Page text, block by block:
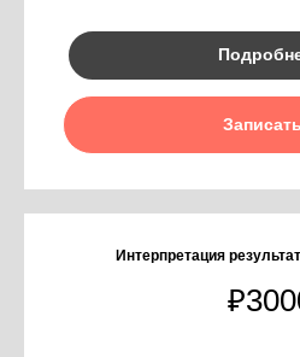
Интерпретация
₽